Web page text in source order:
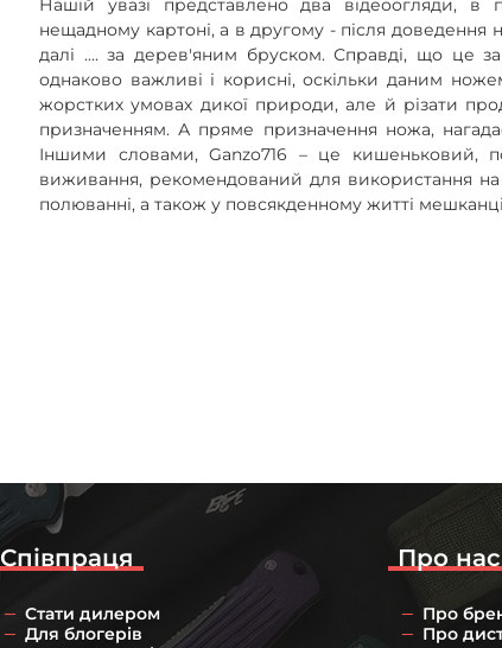
нещадному картоні, а в другому - після доведення
далі .... за дерев'яним бруском. Справді, що це
однаково важливі і корисні, оскільки даним
жорстких умовах дикої природи, але й різати
призначенням. А пряме призначення ножа,
Іншими словами, Ganzo716 – це кишеньковий,
виживання, рекомендований для використання на
полюванні, а також у повсякденному житті
Про нас
Про
Про
Співпраця
Стати дилером
Для блогерів